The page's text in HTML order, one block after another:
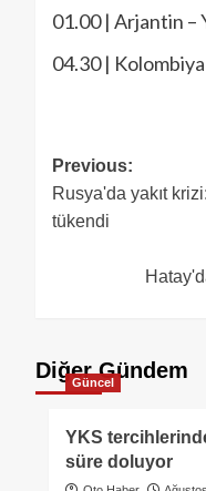
01.00 | Arjantin –
04.30 | Kolombiya
Previous:
Rusya'da yakıt
tükendi
Diğer Gündem
Güncel
YKS
süre doluyor